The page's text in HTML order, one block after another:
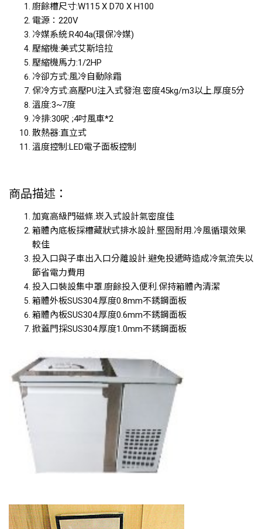
廚餘槽尺寸:W115 X D70 X H100
電源：220V
冷媒系統:R404a(環保冷媒)
壓縮機:美式艾斯培拉
壓縮機馬力:1/2HP
冷卻方式:風冷自動除霜
保冷方式:高壓PU注入式發泡.密度45kg/m3以上.厚度5分
溫度:3~7度
冷排:30呎 ;4吋風車*2
散熱器:直立式
溫度控制:LED電子面板控制
商品描述：
加寬高級門磁條.崁入式設計氣密度佳
箱體內底板採槽藏狀式排水設計.堅固耐用.冷風循環效果
較佳
投入口與子車出入口分離設計.避免投遞時造成冷氣流失以
節省電力費用
投入口裝設集中罩.廚餘投入便利.保持箱體內清潔
箱體外板SUS304:厚度0.8mm不銹鋼面板
箱體內板SUS304:厚度0.6mm不銹鋼面板
掀蓋門採SUS304:厚度1.0mm不銹鋼面板